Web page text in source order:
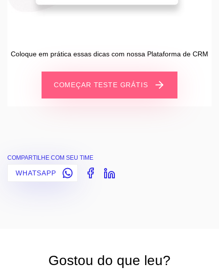
Coloque em prática essas dicas com nossa Plataforma de CRM
COMEÇAR TESTE GRÁTIS
COMPARTILHE COM SEU TIME
WHATSAPP
Gostou do que leu?